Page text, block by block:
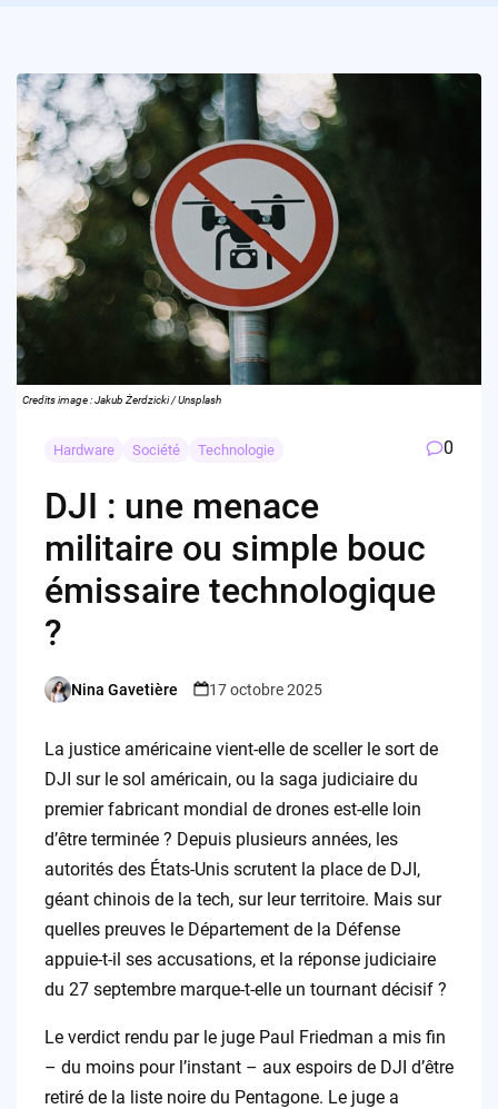
Credits image : Jakub Żerdzicki / Unsplash
Hardware Société Technologie 0
DJI : une menace
militaire ou simple bouc
émissaire technologique
?
Posted
Nina Gavetière 17 octobre 2025
La justice américaine vient-elle de sceller le sort de
DJI sur le sol américain, ou la saga judiciaire du
premier fabricant mondial de drones est-elle loin
d’être terminée ? Depuis plusieurs années, les
autorités des États-Unis scrutent la place de DJI,
géant chinois de la tech, sur leur territoire. Mais sur
quelles preuves le Département de la Défense
appuie-t-il ses accusations, et la réponse judiciaire
du 27 septembre marque-t-elle un tournant décisif ?
Le verdict rendu par le juge Paul Friedman a mis fin
– du moins pour l’instant – aux espoirs de DJI d’être
retiré de la liste noire du Pentagone. Le juge a